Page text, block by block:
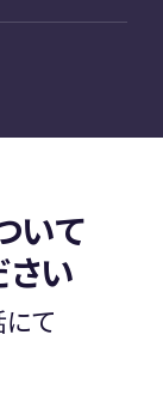
いて
い
にて